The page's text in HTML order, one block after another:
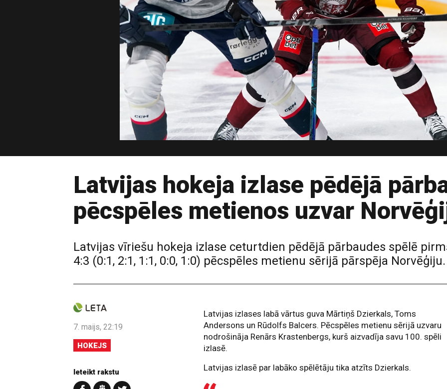
Latvijas hokeja izlase pēdējā
pēcspēles metienos uzvar
Latvijas vīriešu hokeja izlase ceturtdien pēdējā pārbaudes spēlē
4:3 (0:1, 2:1, 1:1, 0:0, 1:0) pēcspēles metienu sērijā pārspēja Norvēģiju.
7. maijs, 22:19
HOKEJS
Ieteikt rakstu
Latvijas izlases labā vārtus guva Mārtiņš Dzierkals, Toms
Andersons un Rūdolfs Balcers. Pēcspēles metienu sērijā uzvaru
nodrošināja Renārs Krastenbergs, kurš aizvadīja savu 100. spēli
izlasē.
Latvijas izlasē par labāko spēlētāju tika atzīts Dzierkals.